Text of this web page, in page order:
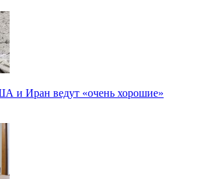
и Иран ведут «очень хорошие»